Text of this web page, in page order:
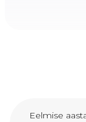
Eelmise